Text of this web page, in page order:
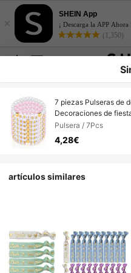
×
SHEIN App
¡ Descarga la APP Ahora
(1,350)
7 piezas Pulseras de
Decoraciones de
despedida de soltera,
casual, Adecuado
fiesta de novia, Estilo
Pulsera / 7Pcs
4,28€
artículos similares